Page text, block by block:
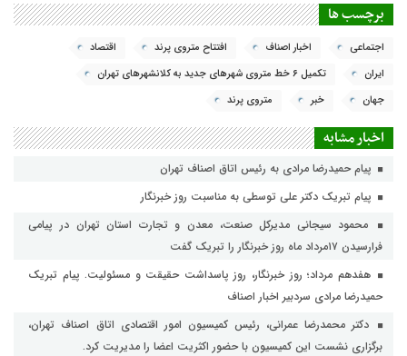
برچسب ها
اجتماعی اخبار اصناف افتتاح متروی پرند
اقتصاد
ایران
تکمیل ۶ خط متروی شهرهای جدید به کلانشهرهای تهران
جهان
خبر متروی پرند
اخبار مشابه
پیام حمیدرضا مرادی به رئیس اتاق اصناف تهران
پیام تبریک دکتر علی توسطی به مناسبت روز خبرنگار
محمود سیجانی مدیرکل صنعت، معدن و تجارت استان تهران در پیامی
فرارسیدن ۱۷مرداد ماه روز خبرنگار را تبریک گفت
هفدهم مرداد؛ روز خبرنگار، روز پاسداشت حقیقت و مسئولیت. پیام تبریک
حمیدرضا مرادی سردبیر اخبار اصناف
دکتر محمدرضا عمرانی، رئیس کمیسیون امور اقتصادی اتاق اصناف تهران،
برگزاری نشست این کمیسیون با حضور اکثریت اعضا را مدیریت کرد.